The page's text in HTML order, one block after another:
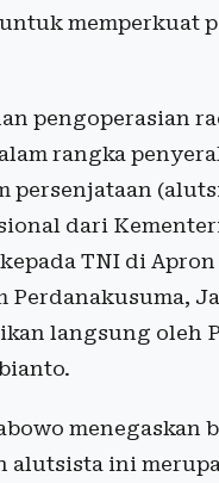
memperkuat
pengoperasian
rangka
persenjataan
dari
TNI di Apron
Perdanakusuma,
langsung oleh
menegaskan
alutsista ini